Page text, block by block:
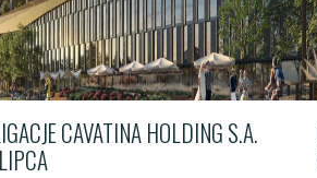
CAVATINA HOLDING S.A.